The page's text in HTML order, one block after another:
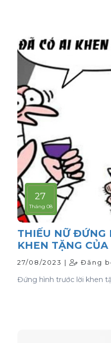
27
Tháng 08
THIẾU NỮ ĐỨNG
KHEN TẶNG
27/08/2023 | Đăng
Đứng hình trước lời khen